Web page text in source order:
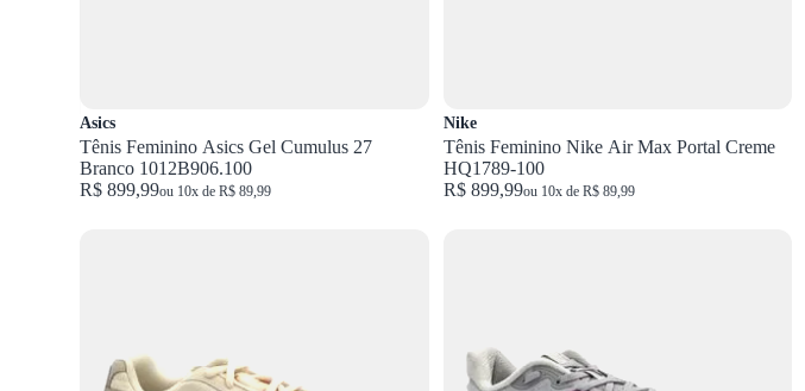
Asics
Tênis Feminino Asics Gel Cumulus 27
Branco 1012B906.100
R$ 899,99ou 10x de R$ 89,99
Nike
Tênis Feminino Nike Air Max Portal Creme
HQ1789-100
R$ 899,99ou 10x de R$ 89,99